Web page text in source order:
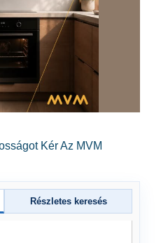
Kér Az MVM
Részletes keresés